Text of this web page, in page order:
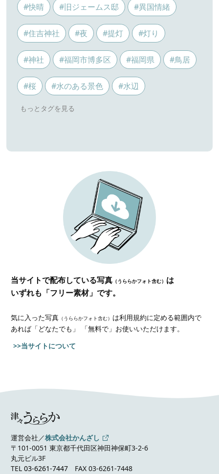
#快晴 #旧ジェームス邸 #異国情緒
#住吉神社 #夜 #提灯 #灯り
#神社 #福岡市博多区 #福岡県 #鳥居
#桜 #水のある景色 #水辺
当サイトで配布している写真 （うららかフォト含む） は
いずれも「フリー素材」です。
気に入った写真 （うららかフォト含む） は利用規約に定める範囲内で
あれば「どなたでも」 「無料で」お使いいただけます。
>>当サイトについて
運営会社／株式会社かんざし
〒101-0051 東京都千代田区神田神保町3-2-6
丸元ビル3F
TEL03-6261-7447 FAX 03-6261-7448